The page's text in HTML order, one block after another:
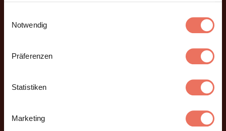
Cookies, wenn Sie unsere Webseite weiterhin nutzen.
Notwendig
Präferenzen
Statistiken
Marketing
Herzogsschlosses endlich
Herzog Albrecht III. mitfiebern.
Bei soviel neu tut’s dann aber
auch nicht eine neue mit